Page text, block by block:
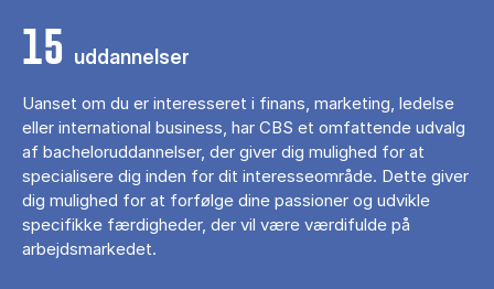
15 uddannelser
Uanset om du er interesseret i finans, marketing, ledelse
eller international business, har CBS et omfattende udvalg
af bacheloruddannelser, der giver dig mulighed for at
specialisere dig inden for dit interesseområde. Dette giver
dig mulighed for at forfølge dine passioner og udvikle
specifikke færdigheder, der vil være værdifulde på
arbejdsmarkedet.